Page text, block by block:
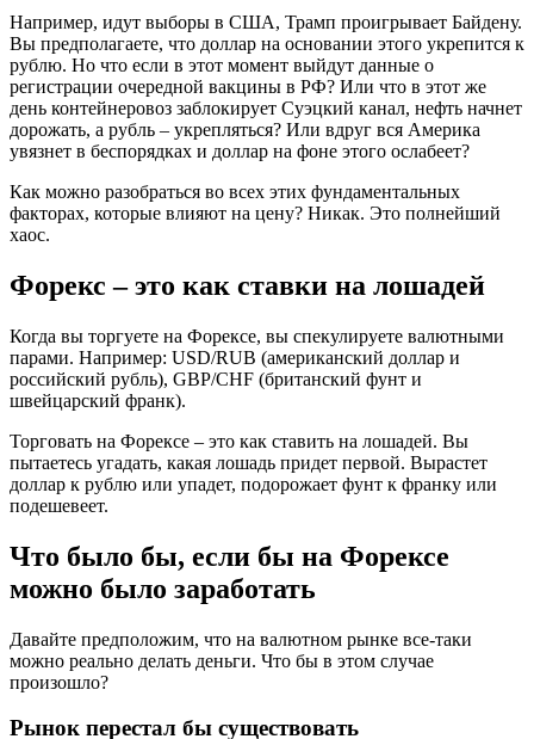
Например, идут выборы в США, Трамп проигрывает Байдену.
Вы предполагаете, что доллар на основании этого укрепится к
рублю. Но что если в этот момент выйдут данные о
регистрации очередной вакцины в РФ? Или что в этот же
день контейнеровоз заблокирует Суэцкий канал, нефть начнет
дорожать, а рубль – укрепляться? Или вдруг вся Америка
увязнет в беспорядках и доллар на фоне этого ослабеет?
Как можно разобраться во всех этих фундаментальных
факторах, которые влияют на цену? Никак. Это полнейший
хаос.
Форекс – это как ставки на лошадей
Когда вы торгуете на Форексе, вы спекулируете валютными
парами. Например: USD/RUB (американский доллар и
российский рубль), GBP/CHF (британский фунт и
швейцарский франк).
Торговать на Форексе – это как ставить на лошадей. Вы
пытаетесь угадать, какая лошадь придет первой. Вырастет
доллар к рублю или упадет, подорожает фунт к франку или
подешевеет.
Что было бы, если бы на Форексе
можно было заработать
Давайте предположим, что на валютном рынке все-таки
можно реально делать деньги. Что бы в этом случае
произошло?
Рынок перестал бы существовать